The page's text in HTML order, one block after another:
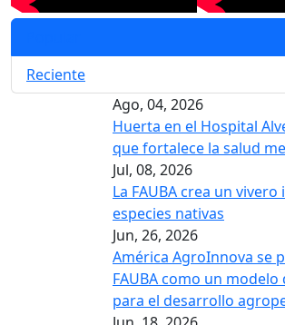
Reciente
Ago, 04, 2026
Huerta en el Hospital
que fortalece la salud
Jul, 08, 2026
La FAUBA crea un
especies nativas
Jun, 26, 2026
América AgroInnova se
FAUBA como un
para el desarrollo